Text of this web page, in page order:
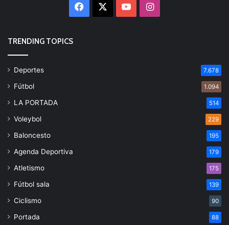
Facebook YouTubeInstagram
TRENDING TOPICS
Deportes 7.678
Fútbol 1.094
LA PORTADA 514
Voleybol 229
Baloncesto 195
Agenda Deportiva 179
Atletismo 175
Fútbol sala 139
Ciclismo 90
Portada 88